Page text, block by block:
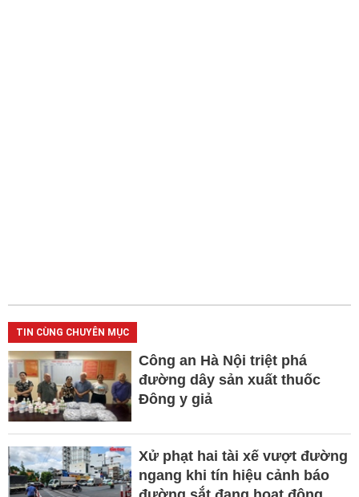
TIN CÙNG CHUYÊN MỤC
Công an Hà Nội triệt phá
đường dây sản xuất thuốc
Đông y giả
Xử phạt hai tài xế vượt đường
ngang khi tín hiệu cảnh báo